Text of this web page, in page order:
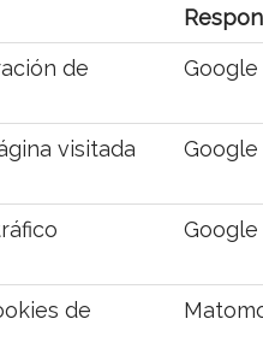
de
Google
visitada Google
Google
de